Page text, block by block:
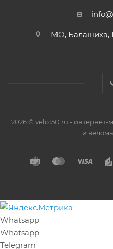
МО, Балашиха,
2026 © velo150.ru - интернет-
и
Whatsapp
Whatsapp
Telegram